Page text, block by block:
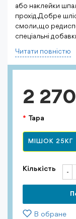
або наклейки
прохід. Добре
смоли, що
спеціальні
Читати повнiстю
2
Тара
МІШОК 25КГ
Кількість -
В обране